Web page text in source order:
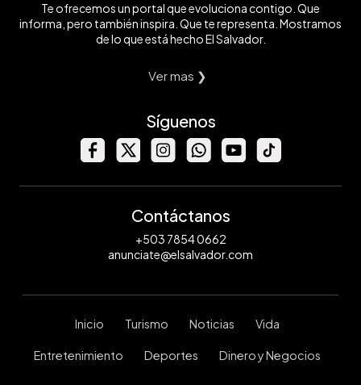
Te ofrecemos un portal que evoluciona contigo. Que
informa, pero también inspira. Que te representa. Mostramos
de lo que está hecho El Salvador.
Ver mas ❯
Síguenos
Contáctanos
+503 7854 0662
anunciate@elsalvador.com
Inicio Turismo Noticias Vida
Entretenimiento Deportes Dinero y Negocios